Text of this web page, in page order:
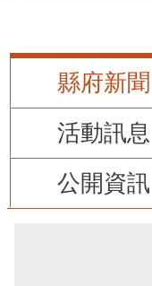
縣府新聞
活動訊息
公開資訊